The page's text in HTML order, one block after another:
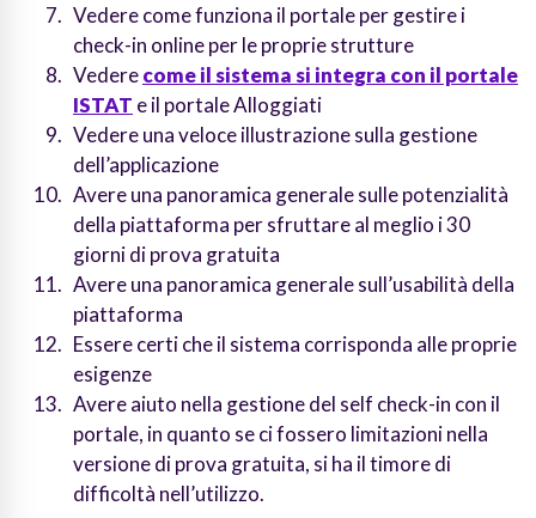
Vedere come funziona il portale per gestire i
check-in online per le proprie strutture
Vederecome il sistema si integra con il portale
ISTAT e il portale Alloggiati
Vedere una veloce illustrazione sulla gestione
dell’applicazione
Avere una panoramica generale sulle potenzialità
della piattaforma per sfruttare al meglio i 30
giorni di prova gratuita
Avere una panoramica generale sull’usabilità della
piattaforma
Essere certi che il sistema corrisponda alle proprie
esigenze
Avere aiuto nella gestione del self check-in con il
portale, in quanto se ci fossero limitazioni nella
versione di prova gratuita, si ha il timore di
difficoltà nell’utilizzo.